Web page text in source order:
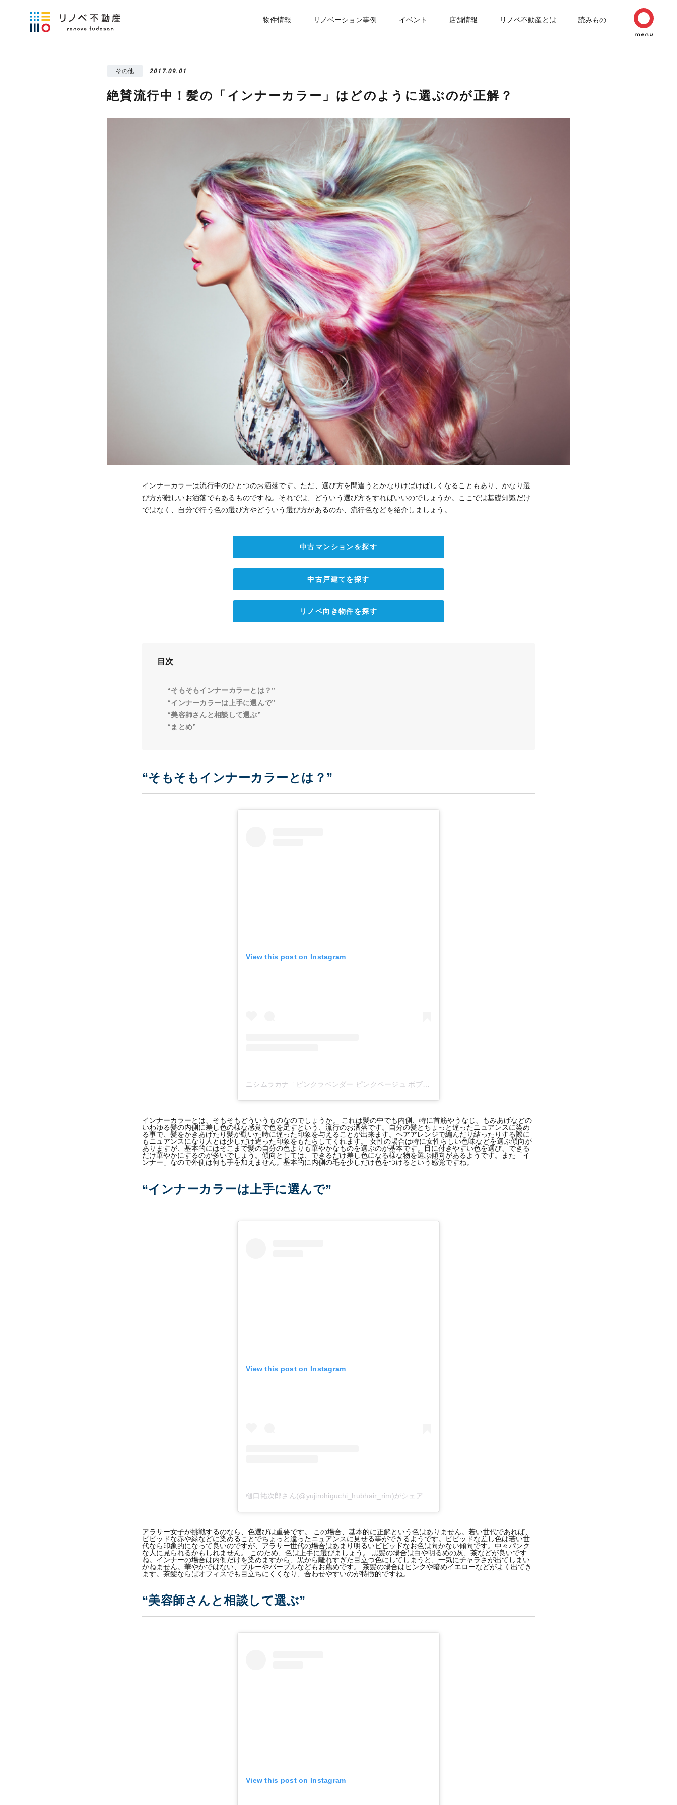
物件情報 リノベーション事例 イベント 店舗情報 リノベ不動産とは 読みもの
その他 2017.09.01
絶賛流行中！髪の「インナーカラー」はどのように選ぶのが正解？
インナーカラーは流行中のひとつのお洒落です。ただ、選び方を間違うとかなりけばけばしくなることもあり、かなり選
び方が難しいお洒落でもあるものですね。それでは、どういう選び方をすればいいのでしょうか。ここでは基礎知識だけ
ではなく、自分で行う色の選び方やどういう選び方があるのか、流行色などを紹介しましょう。
中古マンションを探す
中古戸建てを探す
リノベ向き物件を探す
目次
“そもそもインナーカラーとは？”
“インナーカラーは上手に選んで”
“美容師さんと相談して選ぶ”
“まとめ”
“そもそもインナーカラーとは？”
View this post on Instagram
ニシムラカナ ” ピンクラベンダー ピンクベージュ ボブ "さん(@knsmr__)がシェアした投稿
インナーカラーとは、そもそもどういうものなのでしょうか。 これは髪の中でも内側、特に首筋やうなじ、もみあげなどの
いわゆる髪の内側に差し色の様な感覚で色を足すという、流行のお洒落です。自分の髪とちょっと違ったニュアンスに染め
る事で、髪をかきあげたり髪が動いた時に違った印象を与えることが出来ます。ヘアアレンジで編んだり結ったりする際に
もニュアンスになり人とは少しだけ違った印象をもたらしてくれます。 女性の場合は特に女性らしい色味などを選ぶ傾向が
ありますが、基本的にはそこまで髪の自分の色よりも華やかなものを選ぶのが基本です。目に付きやすい色を選び、できる
だけ華やかにするのが多いでしょう。傾向としては、できるだけ差し色になる様な物を選ぶ傾向があるようです。また「イ
ンナー」なので外側は何も手を加えません。基本的に内側の毛を少しだけ色をつけるという感覚ですね。
“インナーカラーは上手に選んで”
View this post on Instagram
樋口祐次郎さん(@yujirohiguchi_hubhair_rim)がシェアした投稿
アラサー女子が挑戦するのなら、色選びは重要です。 この場合、基本的に正解という色はありません。若い世代であれば、
ビビッドな赤や緑などに染めることでちょっと違ったニュアンスに見せる事ができるようです。ビビッドな差し色は若い世
代なら印象的になって良いのですが、アラサー世代の場合はあまり明るいビビッドなお色は向かない傾向です。中々パンク
な人に見られるかもしれません。 このため、色は上手に選びましょう。 黒髪の場合は白や明るめの灰、茶などが良いです
ね。インナーの場合は内側だけを染めますから、黒から離れすぎた目立つ色にしてしまうと、一気にチャラさが出てしまい
かねません。華やかではない、ブルーやパープルなどもお薦めです。 茶髪の場合はピンクや暗めイエローなどがよく出てき
ます。茶髪ならばオフィスでも目立ちにくくなり、合わせやすいのが特徴的ですね。
“美容師さんと相談して選ぶ”
View this post on Instagram